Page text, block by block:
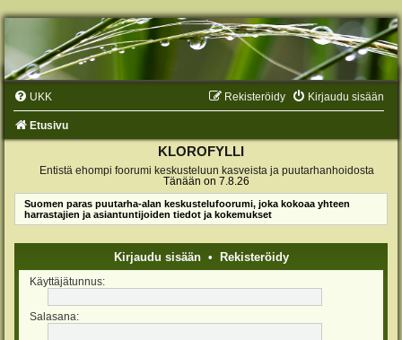
UKK Kirjaudu sisään
Rekisteröidy
Etusivu
KLOROFYLLI
Entistä ehompi foorumi keskusteluun kasveista ja puutarhanhoidosta
Tänään on 7.8.26
Suomen paras puutarha-alan keskustelufoorumi, joka kokoaa yhteen
harrastajien ja asiantuntijoiden tiedot ja kokemukset
Kirjaudu sisään• Rekisteröidy
Käyttäjätunnus:
Salasana: